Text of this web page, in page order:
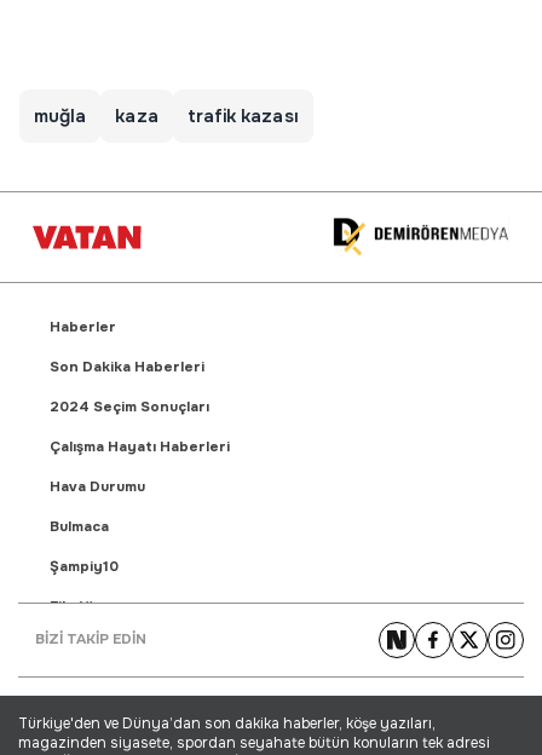
muğla kaza trafik kazası
Haberler
Son Dakika Haberleri
2024 Seçim Sonuçları
Çalışma Hayatı Haberleri
Hava Durumu
Bulmaca
Şampiy10
Fikstür
Puan Durumu
Yaşam Haberleri
BİZİ TAKİP EDİN
Türkiye'den ve Dünya’dan son dakika haberler, köşe yazıları,
magazinden siyasete, spordan seyahate bütün konuların tek adresi